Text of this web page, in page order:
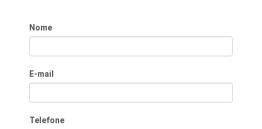
Nome
E-mail
Telefone